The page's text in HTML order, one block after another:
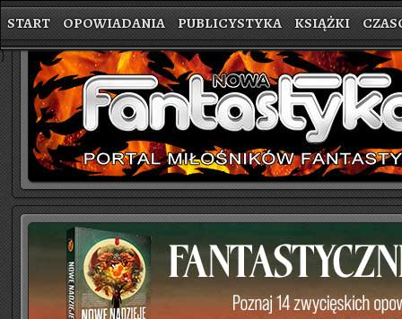
START OPOWIADANIA PUBLICYSTYKA KSIĄŻKI
}